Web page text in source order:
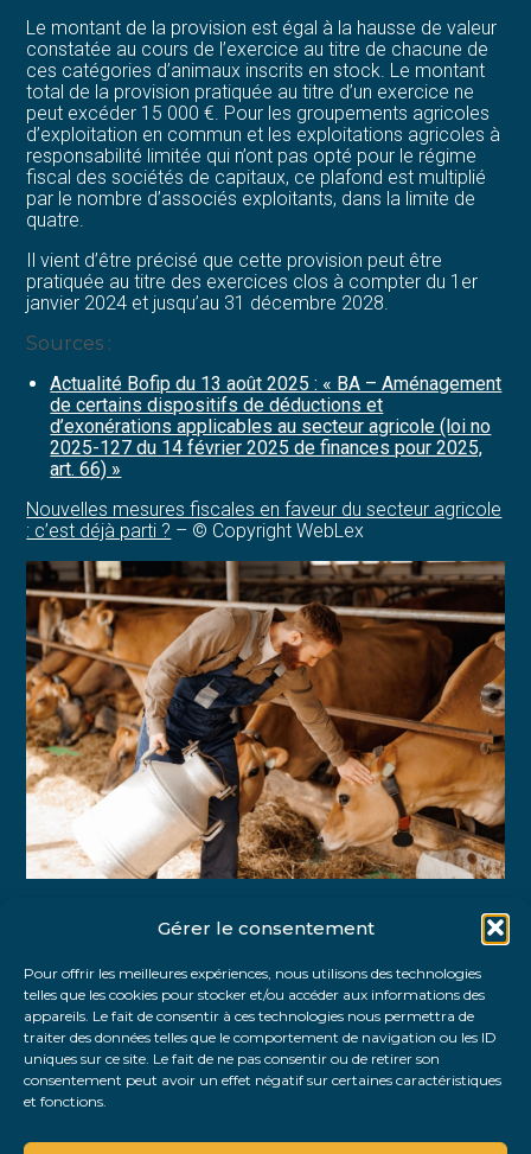
Gérer le consentement
Pour offrir les meilleures expériences, nous utilisons des technologies
telles que les cookies pour stocker et/ou accéder aux informations des
appareils. Le fait de consentir à ces technologies nous permettra de
traiter des données telles que le comportement de navigation ou les ID
uniques sur ce site. Le fait de ne pas consentir ou de retirer son
consentement peut avoir un effet négatif sur certaines caractéristiques
et fonctions.
Le montant de la provision est égal à la hausse de valeur
constatée au cours de l’exercice au titre de chacune de
ces catégories d’animaux inscrits en stock. Le montant
total de la provision pratiquée au titre d’un exercice ne
peut excéder 15 000 €. Pour les groupements agricoles
d’exploitation en commun et les exploitations agricoles à
responsabilité limitée qui n’ont pas opté pour le régime
fiscal des sociétés de capitaux, ce plafond est multiplié
par le nombre d’associés exploitants, dans la limite de
quatre.
Il vient d’être précisé que cette provision peut être
pratiquée au titre des exercices clos à compter du 1er
janvier 2024 et jusqu’au 31 décembre 2028.
Sources :
Actualité Bofip du 13 août 2025 : « BA – Aménagement
de certains dispositifs de déductions et
d’exonérations applicables au secteur agricole (loi no
2025-127 du 14 février 2025 de finances pour 2025,
art. 66) »
Nouvelles mesures fiscales en faveur du secteur agricole
: c’est déjà parti ? – © Copyright WebLex
FaceBook
TwitterLinkedIn